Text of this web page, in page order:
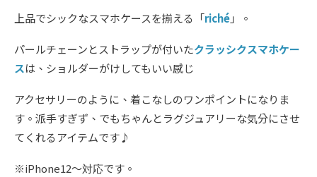
上品でシックなスマホケースを揃える「riché」。
パールチェーンとストラップが付いたクラッシクスマホケー
スは、ショルダーがけしてもいい感じ
アクセサリーのように、着こなしのワンポイントになりま
す。派手すぎず、でもちゃんとラグジュアリーな気分にさせ
てくれるアイテムです♪
※iPhone12〜対応です。